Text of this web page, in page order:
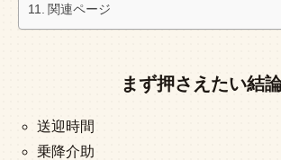
関連ページ
まず押さえたい結
送迎時間
乗降介助